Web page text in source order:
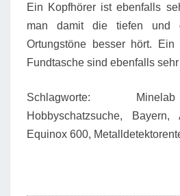
Ein Kopfhörer ist ebenfalls
man damit die tiefen und
Ortungstöne besser hört.
Fundtasche sind ebenfalls
Schlagworte:
Hobbyschatzsuche, Bayern,
Equinox 600,